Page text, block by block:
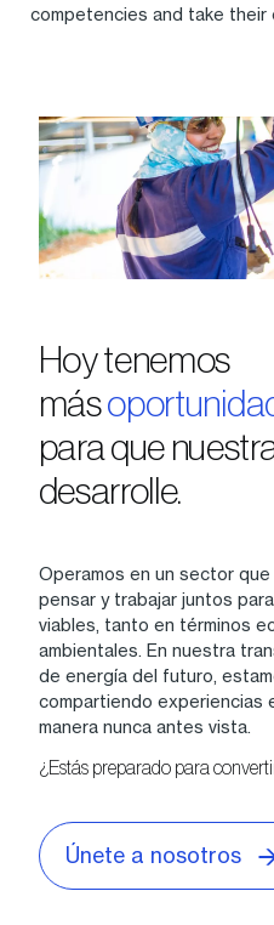
competencies and take their
Hoy tenemos
más
para que
desarrolle.
Operamos en un sector
pensar y trabajar juntos
viables, tanto en términos
ambientales. En nuestra
de energía del futuro,
compartiendo experiencias
manera nunca antes vista.
¿Estás preparado para
Únete a nosotros